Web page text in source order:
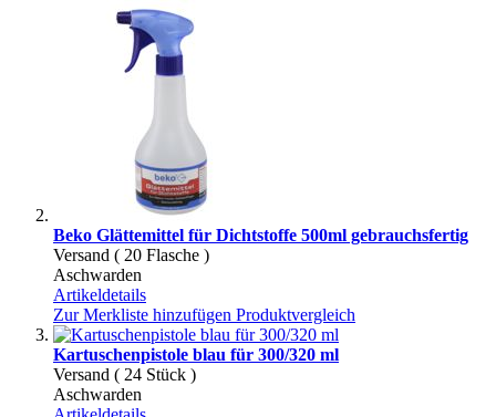
Beko Glättemittel für Dichtstoffe 500ml gebrauchsfertig
Versand ( 20 Flasche )
Aschwarden
Artikeldetails
Zur Merkliste hinzufügen Produktvergleich
Kartuschenpistole blau für 300/320 ml
Versand ( 24 Stück )
Aschwarden